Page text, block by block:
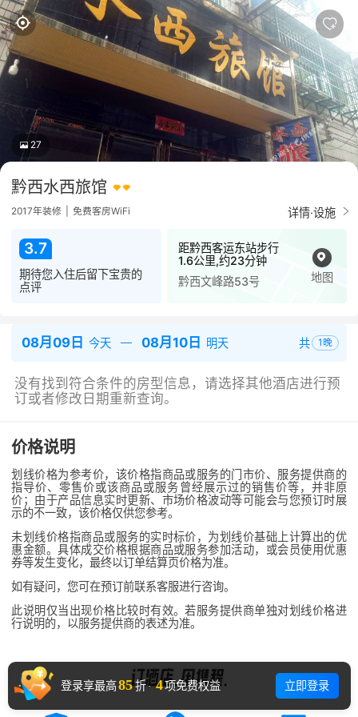
27
黔西水西旅馆
2017年装修 免费客房WiFi 详情·设施
3.7
期待您入住后留下宝贵的
点评
距黔西客运东站步行
1.6公里,约23分钟
黔西文峰路53号
地图
登录享最高85折 · 4项免费权益 立即登录
08月09日 今天 08月10日 明天 共 1 晚
没有找到符合条件的房型信息，请选择其他酒店进行预
订或者修改日期重新查询。
价格说明
划线价格为参考价，该价格指商品或服务的门市价、服务提供商的
指导价、零售价或该商品或服务曾经展示过的销售价等，并非原
价；由于产品信息实时更新、市场价格波动等可能会与您预订时展
示的不一致，该价格仅供您参考。
未划线价格指商品或服务的实时标价，为划线价基础上计算出的优
惠金额。具体成交价格根据商品或服务参加活动，或会员使用优惠
券等发生变化，最终以订单结算页价格为准。
如有疑问，您可在预订前联系客服进行咨询。
此说明仅当出现价格比较时有效。若服务提供商单独对划线价格进
行说明的，以服务提供商的表述为准。